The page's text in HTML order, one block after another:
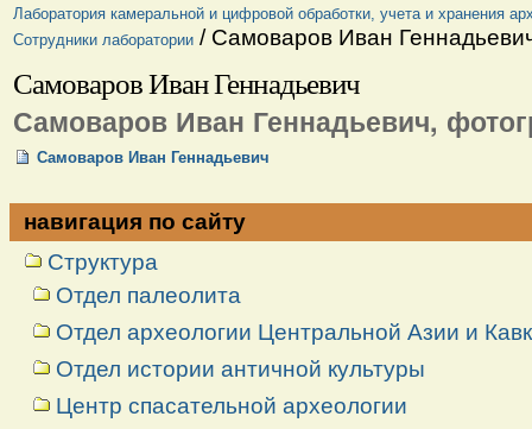
Лаборатория камеральной и цифровой обработки, учета и хранения
Сотрудники лаборатории / Самоваров Иван
Самоваров Иван Геннадьевич
Самоваров Иван Геннадьевич,
Самоваров Иван Геннадьевич
навигация по сайту
Структура
Отдел палеолита
Отдел археологии Центральной Азии и
Отдел истории античной культуры
Центр спасательной археологии